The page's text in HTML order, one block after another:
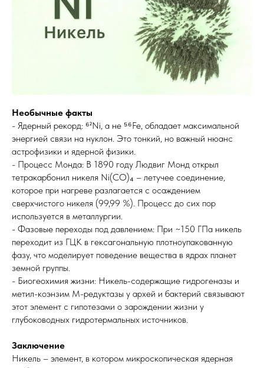
Необычные факты
- Ядерный рекорд: ⁶²Ni, а не ⁵⁶Fe, обладает максимальной
энергией связи на нуклон. Это тонкий, но важный нюанс
астрофизики и ядерной физики.
- Процесс Монда: В 1890 году Людвиг Монд открыл
тетракарбонил никеля Ni(CO)₄ – летучее соединение,
которое при нагреве разлагается с осаждением
сверхчистого никеля (99,99 %). Процесс до сих пор
используется в металлургии.
- Фазовые переходы под давлением: При ~150 ГПа никель
переходит из ГЦК в гексагональную плотноупакованную
фазу, что моделирует поведение вещества в ядрах планет
земной группы.
- Биогеохимия жизни: Никель-содержащие гидрогеназы и
метил-коэнзим М-редуктазы у архей и бактерий связывают
этот элемент с гипотезами о зарождении жизни у
глубоководных гидротермальных источников.
Заключение
Никель – элемент, в котором микроскопическая ядерная